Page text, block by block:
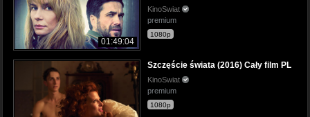
01:49:04
KinoSwiat
premium
1080p
Szczęście świata (2016) Cały film PL
KinoSwiat
premium
1080p